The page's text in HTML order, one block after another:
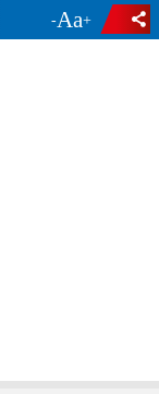
- +